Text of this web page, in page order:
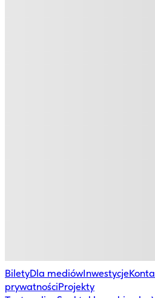
BiletyDla mediówInwestycje
prywatnościProjekty